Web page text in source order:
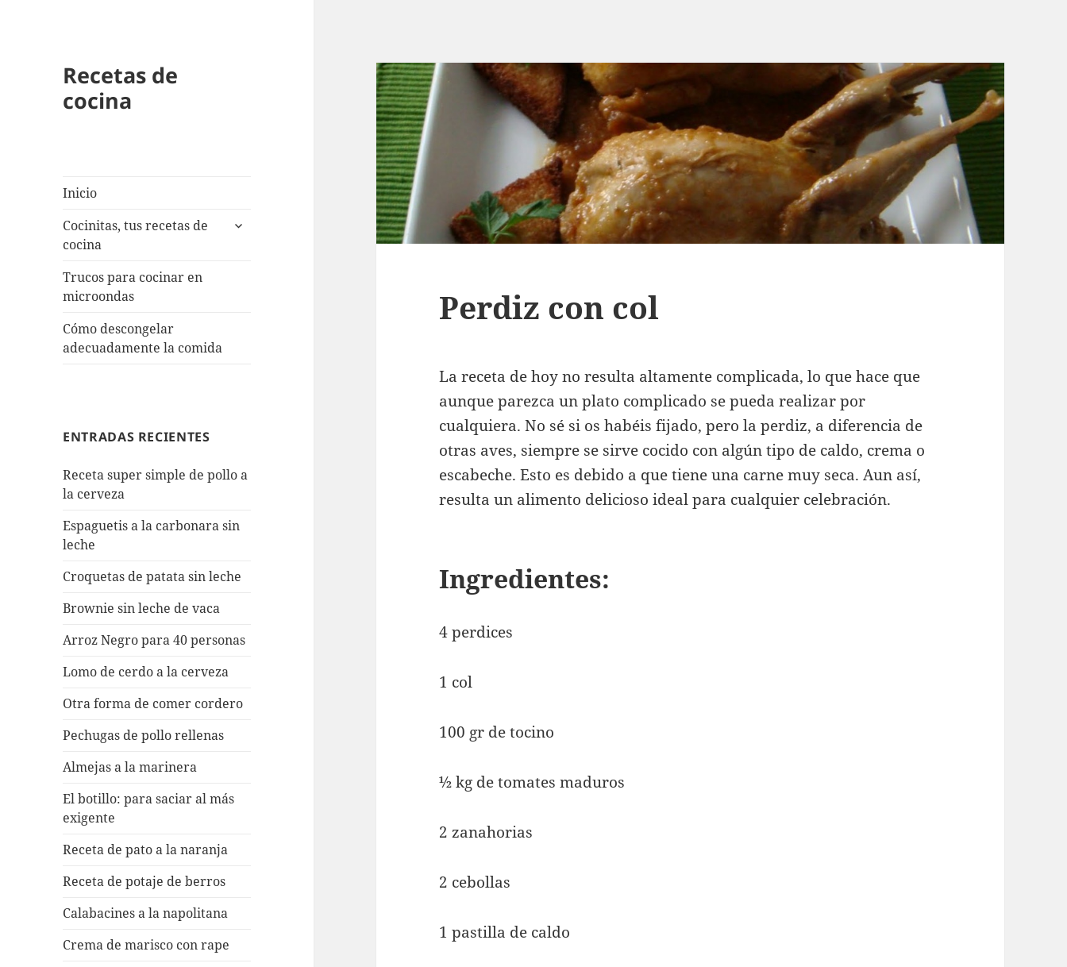
Recetas de
cocina
Inicio
Cocinitas, tus recetas de
cocina
expande
Trucos para cocinar en
microondas
Cómo descongelar
adecuadamente la comida
ENTRADAS RECIENTES
Receta super simple de pollo a
la cerveza
Espaguetis a la carbonara sin
leche
Croquetas de patata sin leche
Brownie sin leche de vaca
Arroz Negro para 40 personas
Lomo de cerdo a la cerveza
Otra forma de comer cordero
Pechugas de pollo rellenas
Almejas a la marinera
El botillo: para saciar al más
exigente
Receta de pato a la naranja
Receta de potaje de berros
Calabacines a la napolitana
Crema de marisco con rape
Perdiz con col
La receta de hoy no resulta altamente complicada, lo que hace que
aunque parezca un plato complicado se pueda realizar por
cualquiera. No sé si os habéis fijado, pero la perdiz, a diferencia de
otras aves, siempre se sirve cocido con algún tipo de caldo, crema o
escabeche. Esto es debido a que tiene una carne muy seca. Aun así,
resulta un alimento delicioso ideal para cualquier celebración.
Ingredientes:
4 perdices
1 col
100 gr de tocino
½ kg de tomates maduros
2 zanahorias
2 cebollas
1 pastilla de caldo